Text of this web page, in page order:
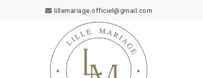
lillemariage.officiel@gmail.com